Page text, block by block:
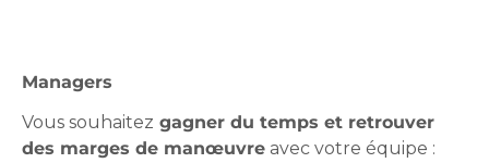
Managers
Vous souhaitez gagner du temps et retrouver
des marges de manœuvre avec votre équipe :